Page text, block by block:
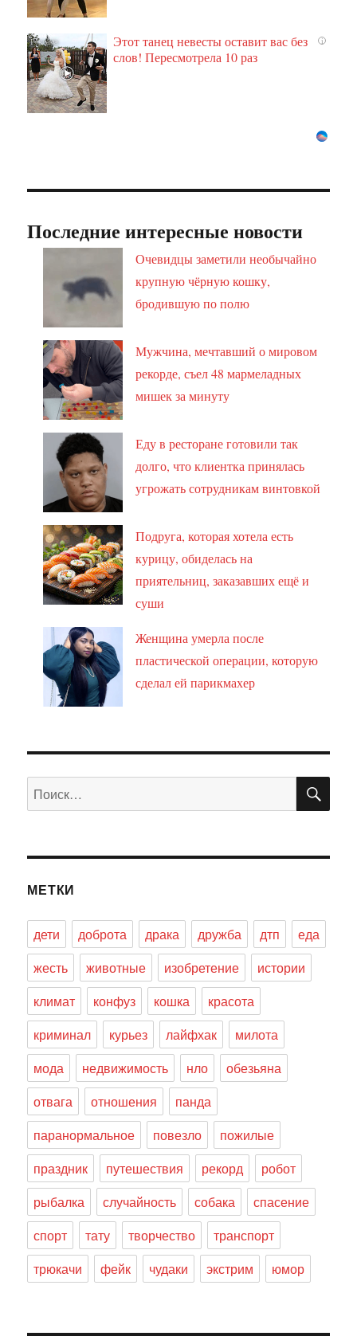
i
Этот танец невесты оставит вас без
слов! Пересмотрела 10 раз
Последние интересные новости
Очевидцы заметили необычайно
крупную чёрную кошку,
бродившую по полю
Мужчина, мечтавший о мировом
рекорде, съел 48 мармеладных
мишек за минуту
Еду в ресторане готовили так
долго, что клиентка принялась
угрожать сотрудникам винтовкой
Подруга, которая хотела есть
курицу, обиделась на
приятельниц, заказавших ещё и
суши
Женщина умерла после
пластической операции, которую
сделал ей парикмахер
Искать:
МЕТКИ
дети доброта драка дружба дтп
еда
жесть
животные изобретение
истории
климат
конфуз кошка
красота
криминал
курьез лайфхак
милота
мода
недвижимость нло
обезьяна
отвага
отношения
панда
паранормальное
повезло
пожилые
праздник
путешествия рекорд
робот
рыбалка
случайность собака
спасение
спорт
тату творчество
транспорт
трюкачи
фейк чудаки экстрим юмор